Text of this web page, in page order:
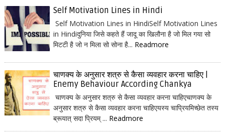
Self Motivation Lines in Hindi
Self Motivation Lines in HindiSelf Motivation Lines
in Hindiदुनिया जिसे कहते हैं जादू का खिलौना है जो मिल गया सो
मिटटी है जो न मिला सो सोना है... Readmore
चाणक्य के अनुसार शत्रु से कैसा व्यवहार करना चाहिए |
Enemy Behaviour According Chankya
चाणक्य के अनुसार शत्रु से कैसा व्यवहार करना चाहिएचाणक्य के
अनुसार शत्रु से कैसा व्यवहार करना चाहिएयस्य चाप्रियमिच्छेत तस्य
ब्रूयात् सदा प्रियम् ... Readmore